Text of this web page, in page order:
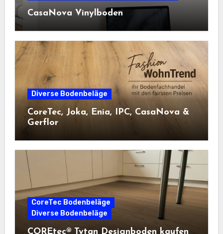
CasaNova Vinylboden
Diverse Bodenbeläge
CoreTec, Joka, Enia, IPC, CasaNova &
Gerflor
CoreTec Bodenbeläge
Diverse Bodenbeläge
COREtec® Tytan Designboden kaufen